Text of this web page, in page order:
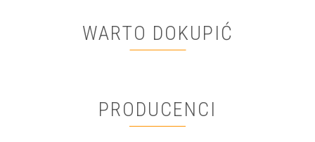
WARTO DOKUPIĆ
PRODUCENCI